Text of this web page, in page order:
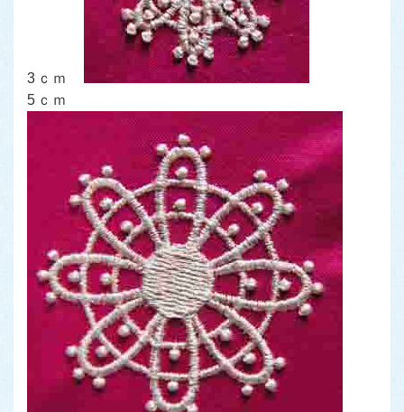
3ｃｍ
5ｃｍ